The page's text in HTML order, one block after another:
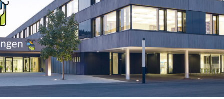
BS